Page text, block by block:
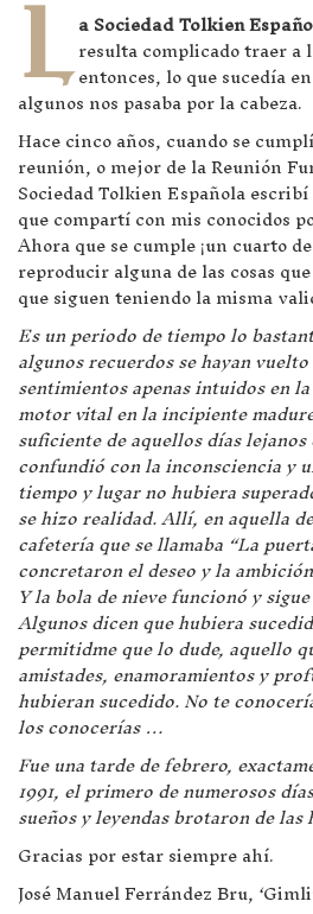
L a Sociedad Tolkien
resulta complicado traer a
entonces, lo que sucedía
algunos nos pasaba por la cabeza.
Hace cinco años, cuando se
reunión, o mejor de la Reunión
Sociedad Tolkien Española
que compartí con mis conocidos
Ahora que se cumple ¡un cuarto
reproducir alguna de las cosas
que siguen teniendo la misma
Es un periodo de tiempo lo
algunos recuerdos se hayan
sentimientos apenas intuidos en
motor vital en la incipiente
suficiente de aquellos días lejanos
confundió con la inconsciencia y
tiempo y lugar no hubiera
se hizo realidad. Allí, en aquella
cafetería que se llamaba “La
concretaron el deseo y la
Y la bola de nieve funcionó y
Algunos dicen que hubiera
permitidme que lo dude, aquello
amistades, enamoramientos y
hubieran sucedido. No te
los conocerías …
Fue una tarde de febrero,
1991, el primero de numerosos
sueños y leyendas brotaron de las
Gracias por estar siempre ahí.
José Manuel Ferrández Bru,